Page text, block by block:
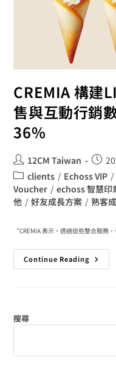
CREMIA 構建
售與互動行銷
36%
12CM Taiwan
clients / Echoss VIP /
Voucher / echoss 智慧印
他 / 好友成長方案 / 熟客
“CREMIA 表示，透過這些整合服務
Continue Reading
搜尋